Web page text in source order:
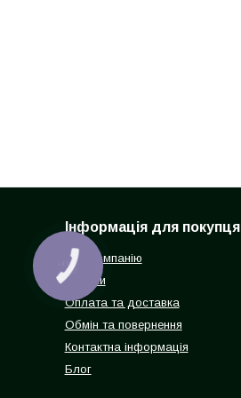
Інформація для покупця
Про компанію
Відгуки
Оплата та доставка
Обмін та повернення
Контактна інформація
Блог
КНОПКА
ЗВ'ЯЗКУ